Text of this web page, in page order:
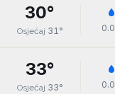
30°
Osjećaj 31° 0.0
33°
Osjećaj 33° 0.0